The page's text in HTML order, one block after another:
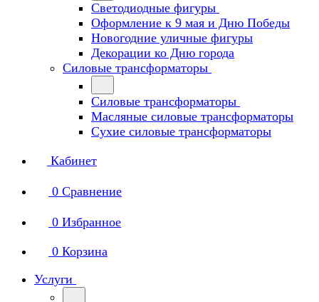
Светодиодные фигуры
Оформление к 9 мая и Дню Победы
Новогодние уличные фигуры
Декорации ко Дню города
Силовые трансформаторы
Силовые трансформаторы
Масляные силовые трансформаторы
Сухие силовые трансформаторы
Кабинет
0 Сравнение
0 Избранное
0 Корзина
Услуги